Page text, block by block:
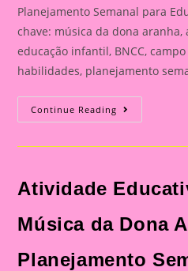
Planejamento Semanal para
chave: música da dona
educação infantil, BNCC,
habilidades, planejamento
Continue Reading Atividade
Educativa
A
Aranha:
Para
Educação
Atividade
Música da Dona
Planejamento